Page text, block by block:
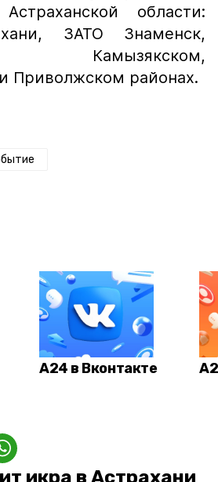
области:
ЗАТО Знаменск,
Камызякском,
Приволжском районах.
А24 в Вконтакте
икра в Астрахани